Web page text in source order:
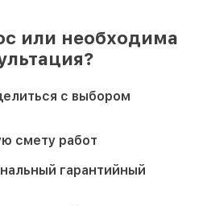
или необходима
с выбором
смету работ
гарантийный